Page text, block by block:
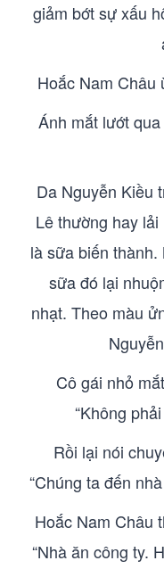
giảm bớt sự xấu
Hoắc Nam Châu
Ánh mắt lướt
Da Nguyễn Kiều
Lê thường hay
là sữa biến thành.
sữa đó lại
nhạt. Theo màu
Cô gái nhỏ
“Không
Rồi lại nói
“Chúng ta đến
Hoắc Nam Châu
“Nhà ăn công ty.